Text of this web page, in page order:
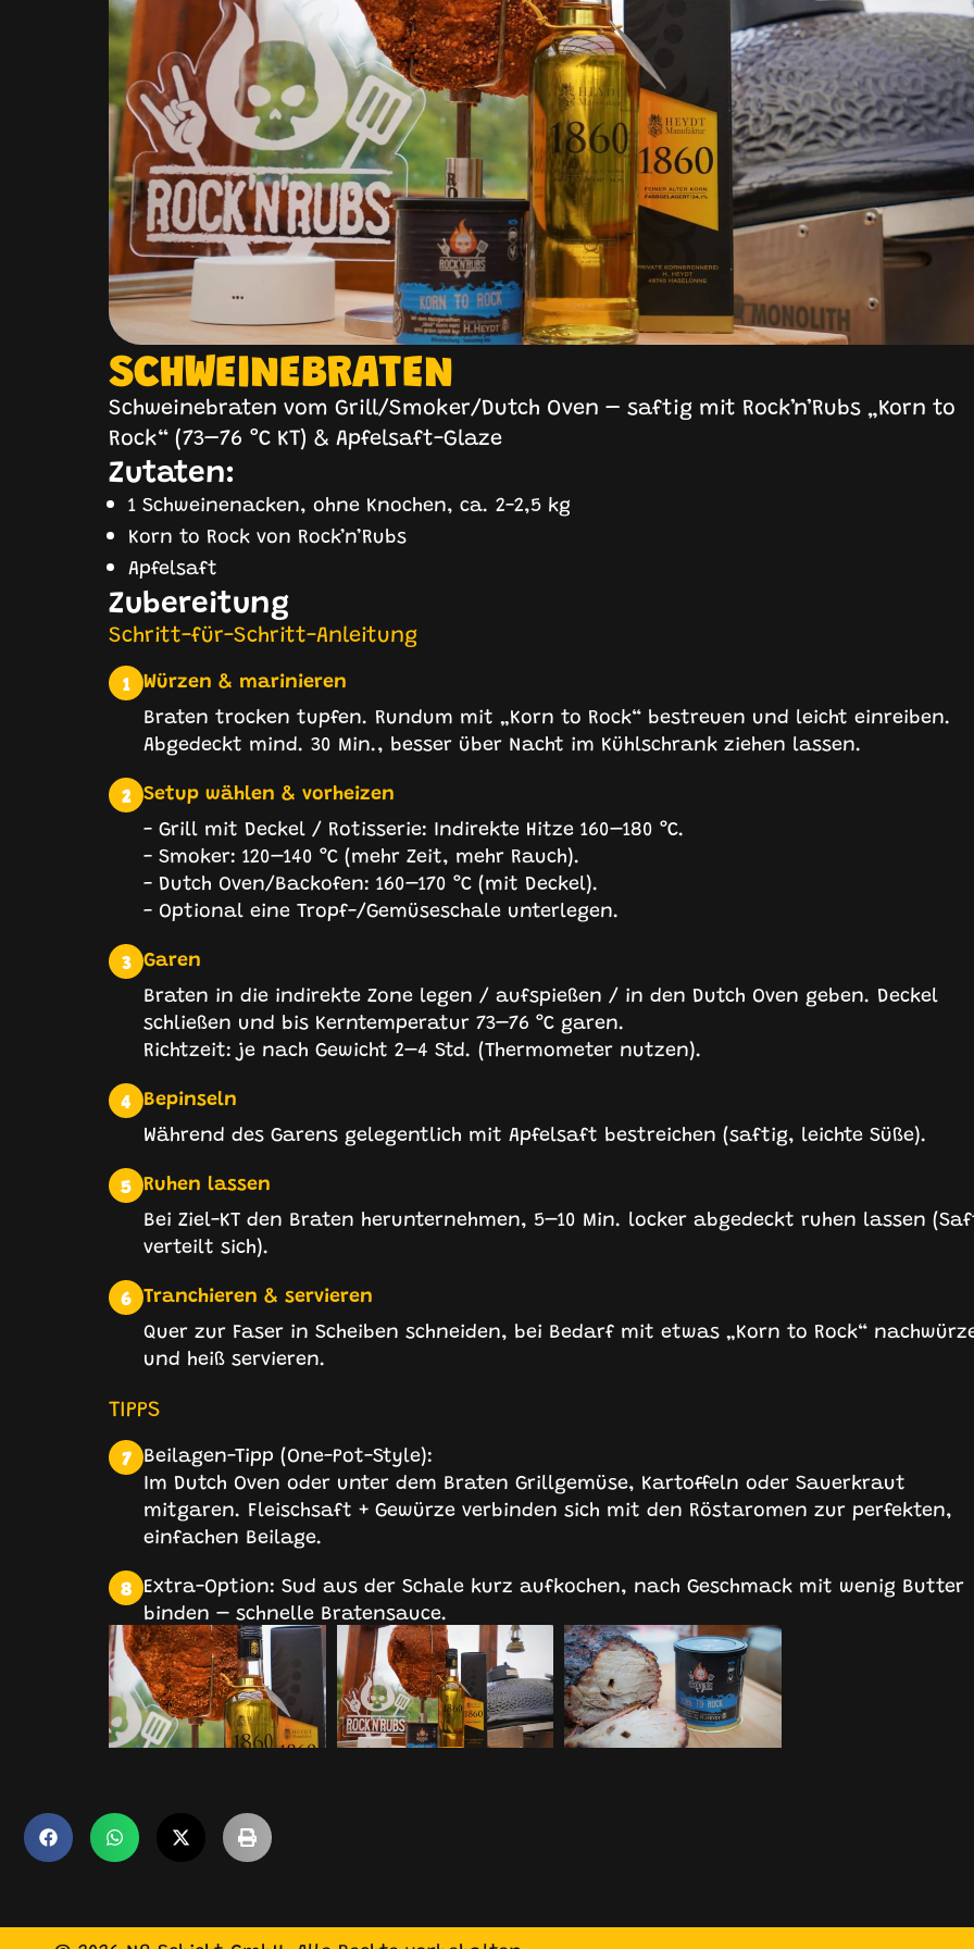
SCHWEINEBRATEN
Schweinebraten vom Grill/Smoker/Dutch Oven – saftig mit Rock’n’Rubs „Korn to
Rock“ (73–76 °C KT) & Apfelsaft-Glaze
Zutaten:
1 Schweinenacken, ohne Knochen, ca. 2-2,5 kg
Korn to Rock von Rock’n’Rubs
Apfelsaft
Zubereitung
Schritt-für-Schritt-Anleitung
1 Würzen & marinieren
Braten trocken tupfen. Rundum mit „Korn to Rock“ bestreuen und leicht einreiben.
Abgedeckt mind. 30 Min., besser über Nacht im Kühlschrank ziehen lassen.
2 Setup wählen & vorheizen
- Grill mit Deckel / Rotisserie: Indirekte Hitze 160–180 °C.
- Smoker: 120–140 °C (mehr Zeit, mehr Rauch).
- Dutch Oven/Backofen: 160–170 °C (mit Deckel).
- Optional eine Tropf-/Gemüseschale unterlegen.
3 Garen
Braten in die indirekte Zone legen / aufspießen / in den Dutch Oven geben. Deckel
schließen und bis Kerntemperatur 73–76 °C garen.
Richtzeit: je nach Gewicht 2–4 Std. (Thermometer nutzen).
4 Bepinseln
Während des Garens gelegentlich mit Apfelsaft bestreichen (saftig, leichte Süße).
5 Ruhen lassen
Bei Ziel-KT den Braten herunternehmen, 5–10 Min. locker abgedeckt ruhen lassen
verteilt sich).
6 Tranchieren & servieren
Quer zur Faser in Scheiben schneiden, bei Bedarf mit etwas „Korn to Rock“
und heiß servieren.
TIPPS
7 Beilagen-Tipp (One-Pot-Style):
Im Dutch Oven oder unter dem Braten Grillgemüse, Kartoffeln oder Sauerkraut
mitgaren. Fleischsaft + Gewürze verbinden sich mit den Röstaromen zur perfekten,
einfachen Beilage.
8 Extra-Option: Sud aus der Schale kurz aufkochen, nach Geschmack mit wenig Butter
binden – schnelle Bratensauce.